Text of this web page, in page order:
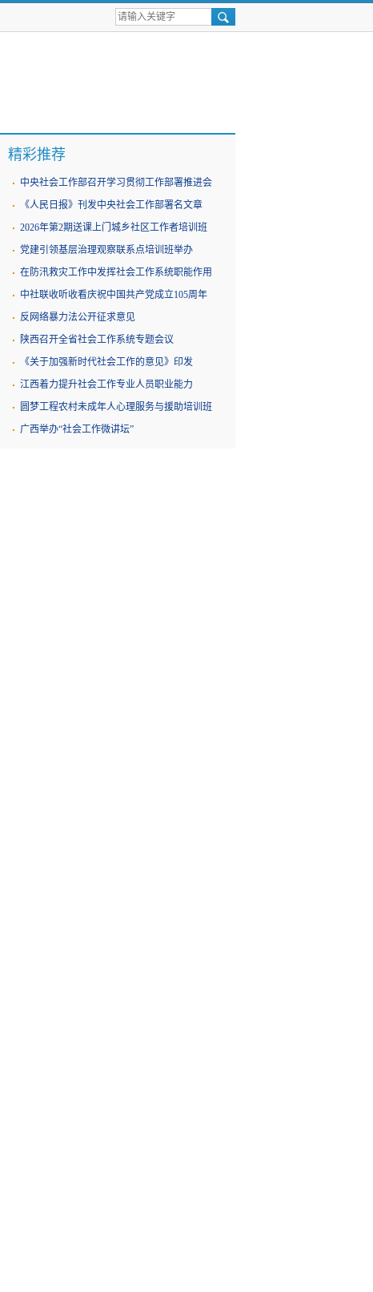
精彩推荐
中央社会工作部召开学习贯彻工作部署推进会
《人民日报》刊发中央社会工作部署名文章
2026年第2期送课上门城乡社区工作者培训班
党建引领基层治理观察联系点培训班举办
在防汛救灾工作中发挥社会工作系统职能作用
中社联收听收看庆祝中国共产党成立105周年
反网络暴力法公开征求意见
陕西召开全省社会工作系统专题会议
《关于加强新时代社会工作的意见》印发
江西着力提升社会工作专业人员职业能力
圆梦工程农村未成年人心理服务与援助培训班
广西举办“社会工作微讲坛”